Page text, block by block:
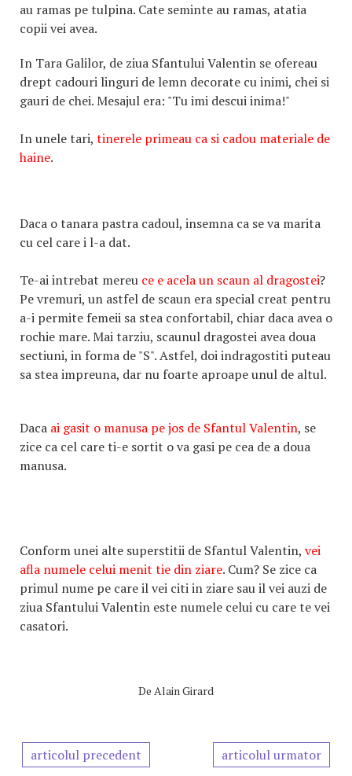
au ramas pe tulpina. Cate seminte au ramas, atatia
copii vei avea.
In Tara Galilor, de ziua Sfantului Valentin se ofereau
drept cadouri linguri de lemn decorate cu inimi, chei si
gauri de chei. Mesajul era: "Tu imi descui inima!"
In unele tari, tinerele primeau ca si cadou materiale de
haine.
Daca o tanara pastra cadoul, insemna ca se va marita
cu cel care i l-a dat.
Te-ai intrebat mereu ce e acela un scaun al dragostei?
Pe vremuri, un astfel de scaun era special creat pentru
a-i permite femeii sa stea confortabil, chiar daca avea o
rochie mare. Mai tarziu, scaunul dragostei avea doua
sectiuni, in forma de "S". Astfel, doi indragostiti puteau
sa stea impreuna, dar nu foarte aproape unul de altul.
Daca ai gasit o manusa pe jos de Sfantul Valentin, se
zice ca cel care ti-e sortit o va gasi pe cea de a doua
manusa.
Conform unei alte superstitii de Sfantul Valentin, vei
afla numele celui menit tie din ziare. Cum? Se zice ca
primul nume pe care il vei citi in ziare sau il vei auzi de
ziua Sfantului Valentin este numele celui cu care te vei
casatori.
De Alain Girard
articolul precedent articolul urmator